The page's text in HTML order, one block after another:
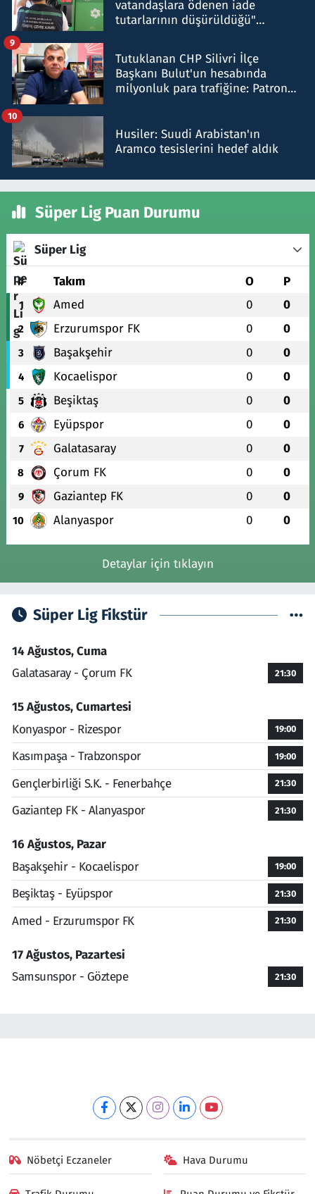
vatandaşlara ödenen iade
tutarlarının düşürüldüğü"
Tutuklanan CHP Silivri İlçe
Başkanı Bulut'un hesabında
milyonluk para trafiğine: Patron
9
Husiler: Suudi Arabistan'ın
Aramco tesislerini hedef aldık
10
Süper Lig Puan Durumu
Süper Lig
# Takım O P
1 Amed 0 0
2 Erzurumspor FK 0 0
3 Başakşehir 0 0
4 Kocaelispor 0 0
5 Beşiktaş 0 0
6 Eyüpspor 0 0
7 Galatasaray 0 0
8 Çorum FK 0 0
9 Gaziantep FK 0 0
10 Alanyaspor 0 0
Detaylar için tıklayın
Süper Lig Fikstür
14 Ağustos, Cuma
Galatasaray - Çorum FK
21:30
15 Ağustos, Cumartesi
Konyaspor - Rizespor
19:00
Kasımpaşa - Trabzonspor 19:00
Gençlerbirliği S.K. - Fenerbahçe 21:30
Gaziantep FK - Alanyaspor 21:30
16 Ağustos, Pazar
Başakşehir - Kocaelispor
19:00
Beşiktaş - Eyüpspor 21:30
Amed - Erzurumspor FK 21:30
17 Ağustos, Pazartesi
Samsunspor - Göztepe
21:30
Nöbetçi Eczaneler Hava Durumu